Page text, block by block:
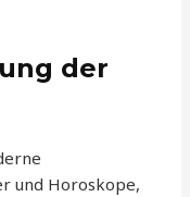
der
und Horoskope,